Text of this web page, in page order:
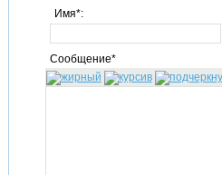
Имя*:
Сообщение*